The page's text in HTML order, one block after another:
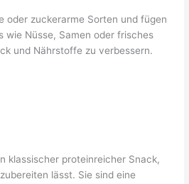
oder zuckerarme Sorten und fügen
wie Nüsse, Samen oder frisches
und Nährstoffe zu verbessern.
klassischer proteinreicher Snack,
lässt. Sie sind eine